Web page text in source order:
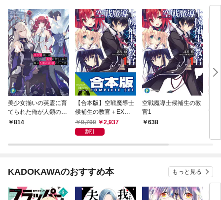
美少女揃いの英霊に育
てられた俺が人類の切
り札になった件
814
【合本版】空戦魔導士
候補生の教官＋EX
全15巻
9,790 2,937
割引
空戦魔導士候補生の教
官1
638
官 1
KADOKAWAのおすすめ本 もっと見る